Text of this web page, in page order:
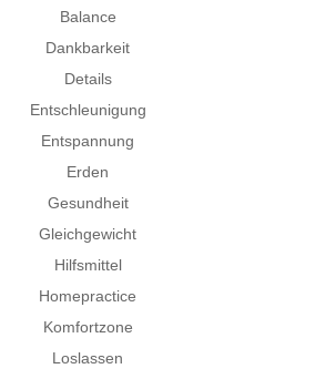
Balance
Dankbarkeit
Details
Entschleunigung
Entspannung
Erden
Gesundheit
Gleichgewicht
Hilfsmittel
Homepractice
Komfortzone
Loslassen